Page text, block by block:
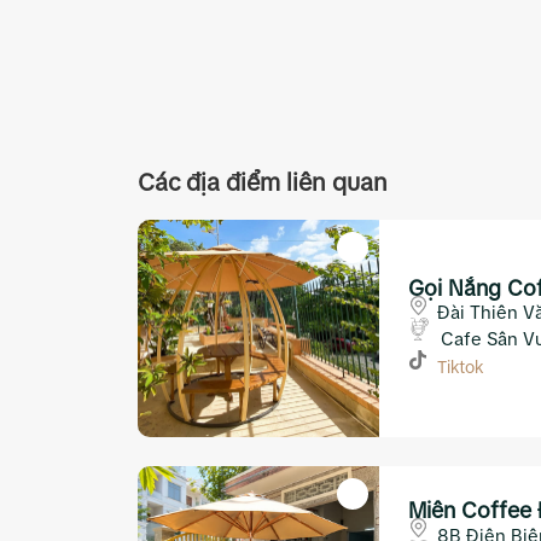
Các địa điểm liên quan
Gọi Nắng
Đài Thiên
dốc Đại
Cafe Sân
Tiktok
Miên Coffee
Nha Trang
8B Điện